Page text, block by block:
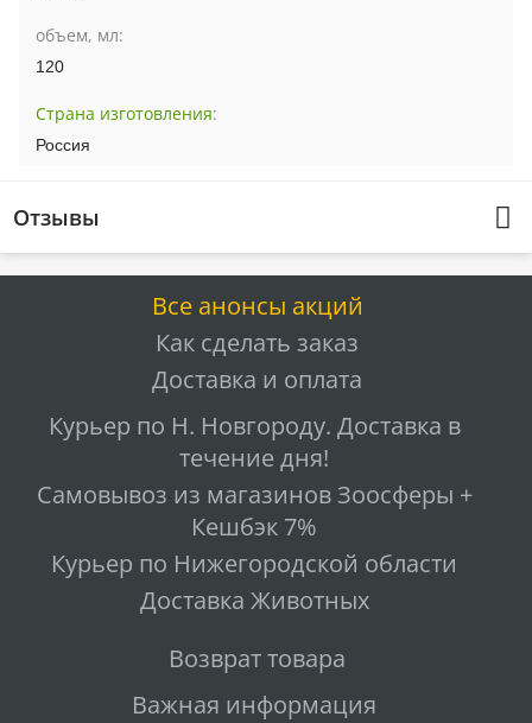
объем, мл:
120
Страна изготовления:
Россия
Отзывы
Все анонсы акций
Как сделать заказ
Доставка и оплата
Курьер по Н. Новгороду. Доставка в
течение дня!
Самовывоз из магазинов Зоосферы +
Кешбэк 7%
Курьер по Нижегородской области
Доставка Животных
Возврат товара
Важная информация